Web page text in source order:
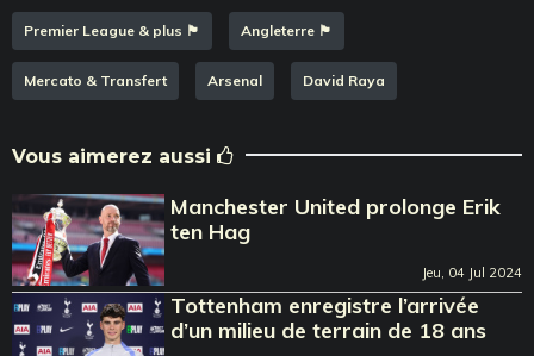
Premier League & plus 🏴󠁧󠁢󠁥󠁮󠁧󠁿 Angleterre 🏴󠁧󠁢󠁥󠁮󠁧󠁿
Mercato & Transfert Arsenal David Raya
Vous aimerez aussi
Manchester United prolonge Erik
ten Hag
Jeu, 04 Jul 2024
Tottenham enregistre l’arrivée
d’un milieu de terrain de 18 ans